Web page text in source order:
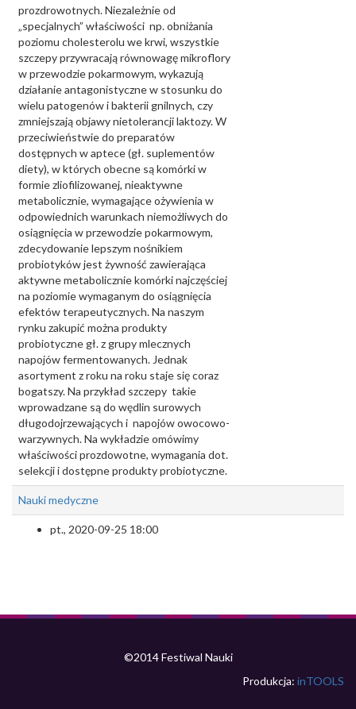
prozdrowotnych. Niezależnie od
„specjalnych” właściwości np. obniżania
poziomu cholesterolu we krwi, wszystkie
szczepy przywracają równowagę mikroflory
w przewodzie pokarmowym, wykazują
działanie antagonistyczne w stosunku do
wielu patogenów i bakterii gnilnych, czy
zmniejszają objawy nietolerancji laktozy. W
przeciwieństwie do preparatów
dostępnych w aptece (gł. suplementów
diety), w których obecne są komórki w
formie zliofilizowanej, nieaktywne
metabolicznie, wymagające ożywienia w
odpowiednich warunkach niemożliwych do
osiągnięcia w przewodzie pokarmowym,
zdecydowanie lepszym nośnikiem
probiotyków jest żywność zawierająca
aktywne metabolicznie komórki najczęściej
na poziomie wymaganym do osiągnięcia
efektów terapeutycznych. Na naszym
rynku zakupić można produkty
probiotyczne gł. z grupy mlecznych
napojów fermentowanych. Jednak
asortyment z roku na roku staje się coraz
bogatszy. Na przykład szczepy takie
wprowadzane są do wędlin surowych
długodojrzewających i napojów owocowo-
warzywnych. Na wykładzie omówimy
właściwości prozdowotne, wymagania dot.
selekcji i dostępne produkty probiotyczne.
Nauki medyczne
pt., 2020-09-25 18:00
©2014 Festiwal Nauki
Produkcja: inTOOLS